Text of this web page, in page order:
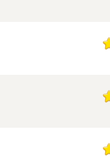
1
1
1